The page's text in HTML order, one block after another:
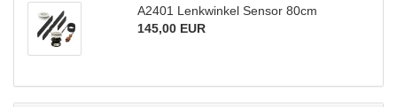
A2401 Lenkwinkel Sensor 80cm
145,00 EUR